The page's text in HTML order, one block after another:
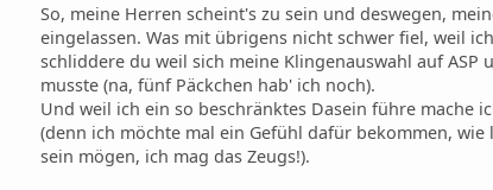
So, meine Herren scheint's zu sein und deswegen,
eingelassen. Was mit übrigens nicht schwer fiel, weil
schliddere du weil sich meine Klingenauswahl auf ASP
musste (na, fünf Päckchen hab' ich noch).
Und weil ich ein so beschränktes Dasein führe mache
(denn ich möchte mal ein Gefühl dafür bekommen,
sein mögen, ich mag das Zeugs!).